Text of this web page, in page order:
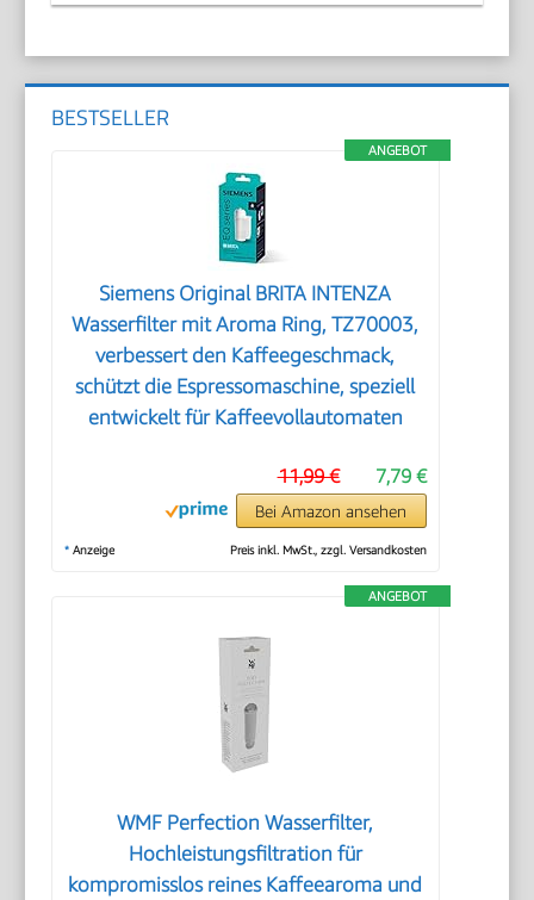
BESTSELLER
ANGEBOT
Siemens Original BRITA INTENZA
Wasserfilter mit Aroma Ring, TZ70003,
verbessert den Kaffeegeschmack,
schützt die Espressomaschine, speziell
entwickelt für Kaffeevollautomaten
7,79 €
11,99 €
Bei Amazon ansehen
* Anzeige Preis inkl. MwSt., zzgl. Versandkosten
ANGEBOT
WMF Perfection Wasserfilter,
Hochleistungsfiltration für
kompromisslos reines Kaffeearoma und